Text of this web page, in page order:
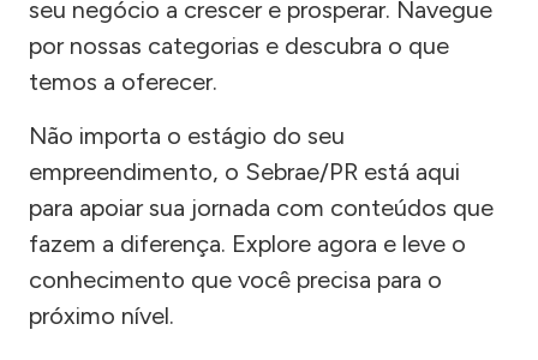
seu negócio a crescer e prosperar. Navegue
por nossas categorias e descubra o que
temos a oferecer.
Não importa o estágio do seu
empreendimento, o Sebrae/PR está aqui
para apoiar sua jornada com conteúdos que
fazem a diferença. Explore agora e leve o
conhecimento que você precisa para o
próximo nível.